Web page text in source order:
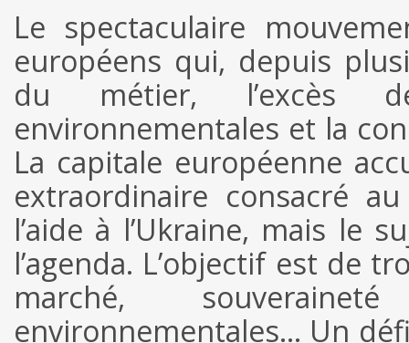
Le spectaculaire
européens qui, depuis
du métier, l’excès
environnementales et la
La capitale européenne
extraordinaire consacré
l’aide à l’Ukraine, mais le
l’agenda. L’objectif est de
marché,
environnementales… Un